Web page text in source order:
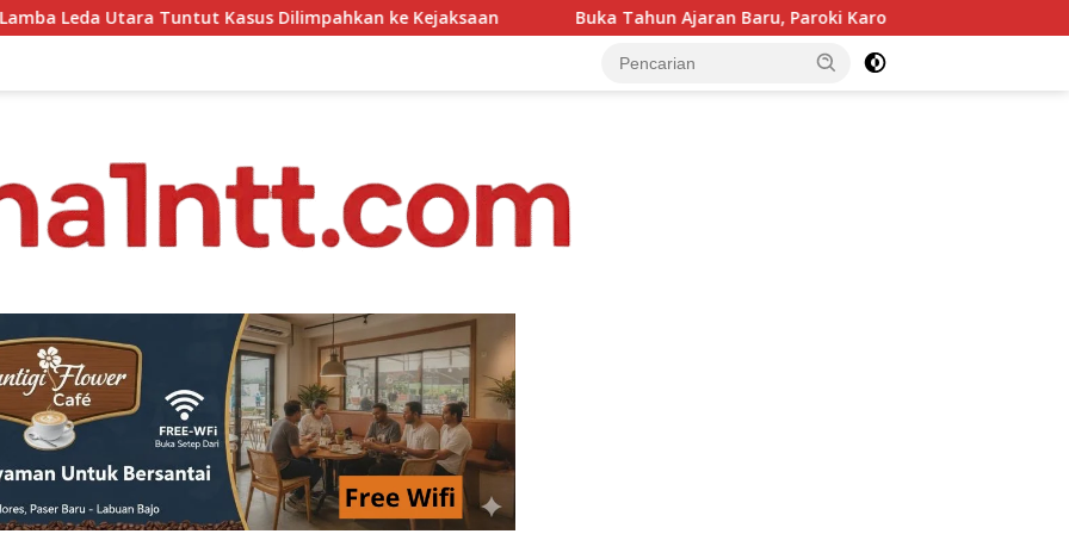
Dilimpahkan ke Kejaksaan Buka Tahun Ajaran Baru, Paroki Karot Serukan Kolaborasi dan Pembenahan Ekosistem